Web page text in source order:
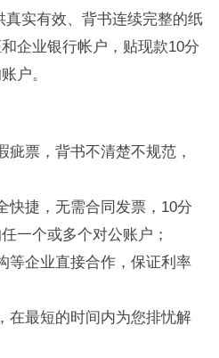
真实有效、背书连续完整的纸
企业银行帐户，贴现款10分
户。
疵票，背书不清楚不规范，
快捷，无需合同发票，10分
一个或多个对公账户；
等企业直接合作，保证利率
在最短的时间内为您排忧解